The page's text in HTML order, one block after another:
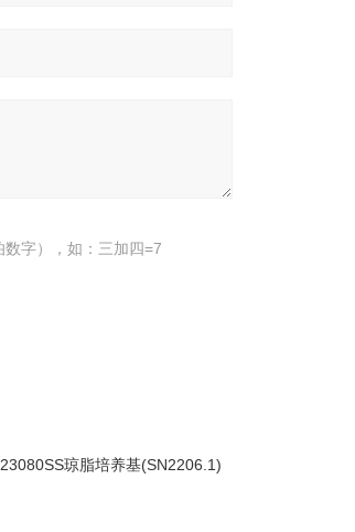
字），如：三加四=7
琼脂培养基(SN2206.1)